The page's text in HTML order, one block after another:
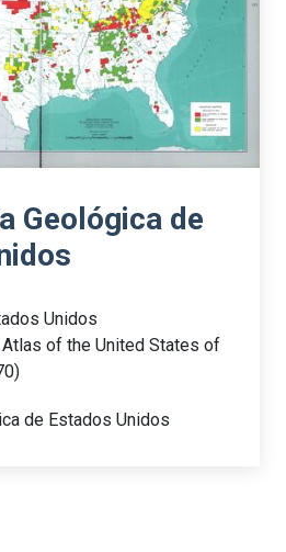
Geológica de
Unidos
of the United States of
de Estados Unidos